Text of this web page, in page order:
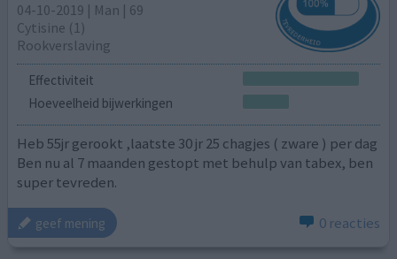
04-10-2019 | Man | 69
Cytisine (1)
Rookverslaving
Effectiviteit
Hoeveelheid bijwerkingen
Heb 55jr gerookt ,laatste 30 jr 25 chagjes ( zware ) per dag
Ben nu al 7 maanden gestopt met behulp van tabex, ben
super tevreden.
geef mening 0 reacties